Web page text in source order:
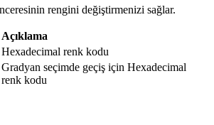
rengini değiştirmenizi sağlar.
Açıklama
Hexadecimal renk kodu
Gradyan seçimde geçiş için Hexadecimal
renk kodu